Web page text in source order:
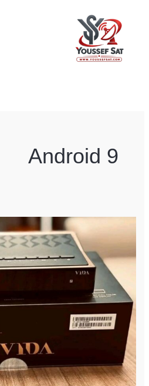
Android 9
4k